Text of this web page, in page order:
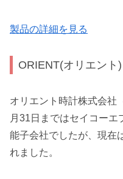
製品の詳細を見る
ORIENT(オリエント)
オリエント時計株式会社
月31日まではセイコー
能子会社でしたが、現在
れました。